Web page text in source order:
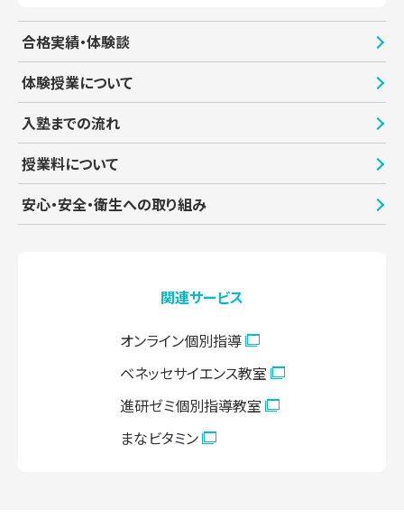
合格実績・体験談
体験授業について
入塾までの流れ
授業料について
安心・安全・衛生への取り組み
関連サービス
オンライン個別指導
ベネッセサイエンス教室
進研ゼミ個別指導教室
まなビタミン